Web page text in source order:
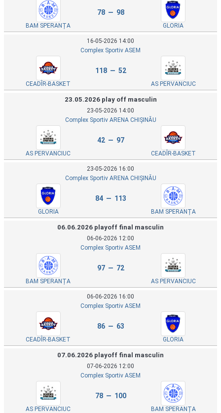
BAM SPERANȚA
78 — 98
GLORIA
16-05-2026 14:00
Complex Sportiv ASEM
CEADÎR-BASKET
118 — 52
AS PERVANCIUC
23.05.2026 play off masculin
23-05-2026 14:00
Complex Sportiv ARENA CHIȘINĂU
AS PERVANCIUC
42 — 97
CEADÎR-BASKET
23-05-2026 16:00
Complex Sportiv ARENA CHIȘINĂU
GLORIA
84 — 113
BAM SPERANȚA
06.06.2026 playoff final masculin
06-06-2026 12:00
Complex Sportiv ASEM
BAM SPERANȚA
97 — 72
AS PERVANCIUC
06-06-2026 16:00
Complex Sportiv ASEM
CEADÎR-BASKET
86 — 63
GLORIA
07.06.2026 playoff final masculin
07-06-2026 12:00
Complex Sportiv ASEM
AS PERVANCIUC
78 — 100
BAM SPERANȚA